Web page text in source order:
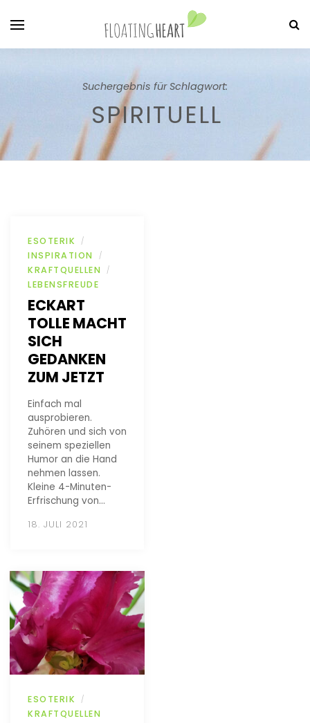
Suchergebnis für Schlagwort:
SPIRITUELL
ESOTERIK /
INSPIRATION /
KRAFTQUELLEN /
LEBENSFREUDE
ECKART
TOLLE MACHT
SICH
GEDANKEN
ZUM JETZT
Einfach mal
ausprobieren.
Zuhören und sich von
seinem speziellen
Humor an die Hand
nehmen lassen.
Kleine 4-Minuten-
Erfrischung von…
18. JULI 2021
ESOTERIK /
KRAFTQUELLEN